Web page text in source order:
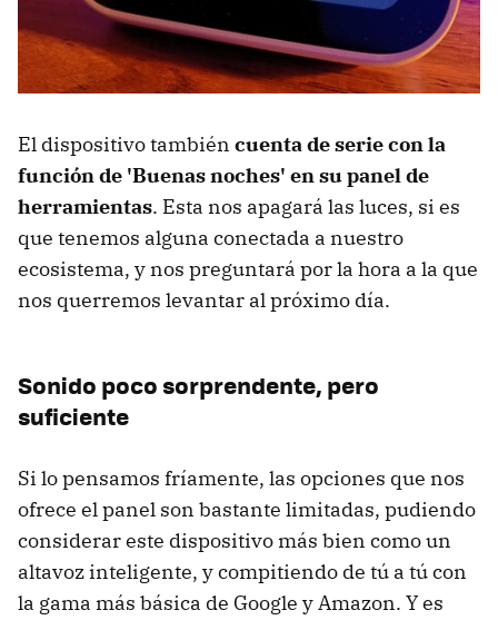
El dispositivo también cuenta de serie con la
función de 'Buenas noches' en su panel de
herramientas. Esta nos apagará las luces, si es
que tenemos alguna conectada a nuestro
ecosistema, y nos preguntará por la hora a la que
nos querremos levantar al próximo día.
Sonido poco sorprendente, pero
suficiente
Si lo pensamos fríamente, las opciones que nos
ofrece el panel son bastante limitadas, pudiendo
considerar este dispositivo más bien como un
altavoz inteligente, y compitiendo de tú a tú con
la gama más básica de Google y Amazon. Y es